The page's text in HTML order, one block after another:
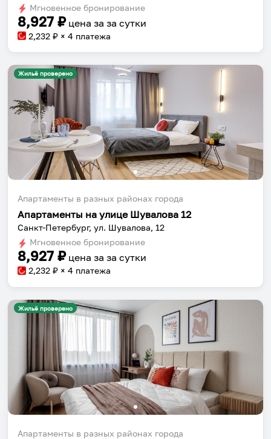
changing
dates.
changing
dates.
Мгновенное бронирование
8,927 ₽ цена за за сутки
2,232 ₽ × 4 платежа
Жильё проверено
Апартаменты в разных районах города
Апартаменты на улице Шувалова 12
Санкт-Петербург, ул. Шувалова, 12
Мгновенное бронирование
8,927 ₽ цена за за сутки
2,232 ₽ × 4 платежа
Жильё проверено
Апартаменты в разных районах города